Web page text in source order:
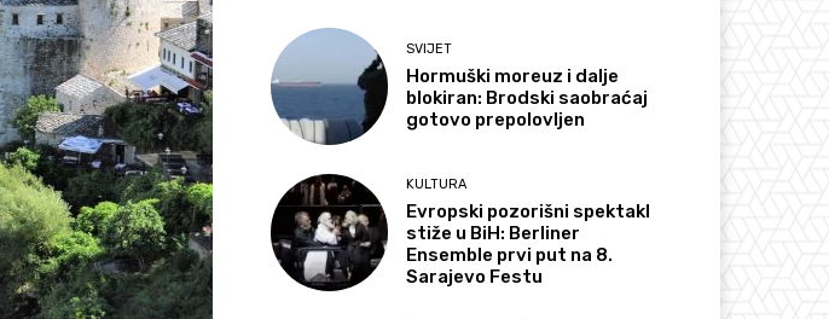
SVIJET
Hormuški moreuz i dalje
blokiran: Brodski saobraćaj
gotovo prepolovljen
KULTURA
Evropski pozorišni spektakl
stiže u BiH: Berliner
Ensemble prvi put na 8.
Sarajevo Festu